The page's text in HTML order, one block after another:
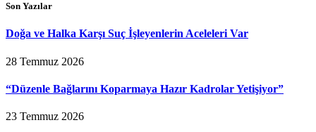
Son Yazılar
Doğa ve Halka Karşı Suç İşleyenlerin Aceleleri Var
28 Temmuz 2026
“Düzenle Bağlarını Koparmaya Hazır Kadrolar Yetişiyor”
23 Temmuz 2026